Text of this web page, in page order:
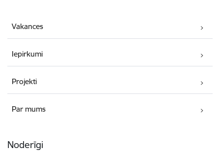
Vakances
Iepirkumi
Projekti
Par mums
Noderīgi